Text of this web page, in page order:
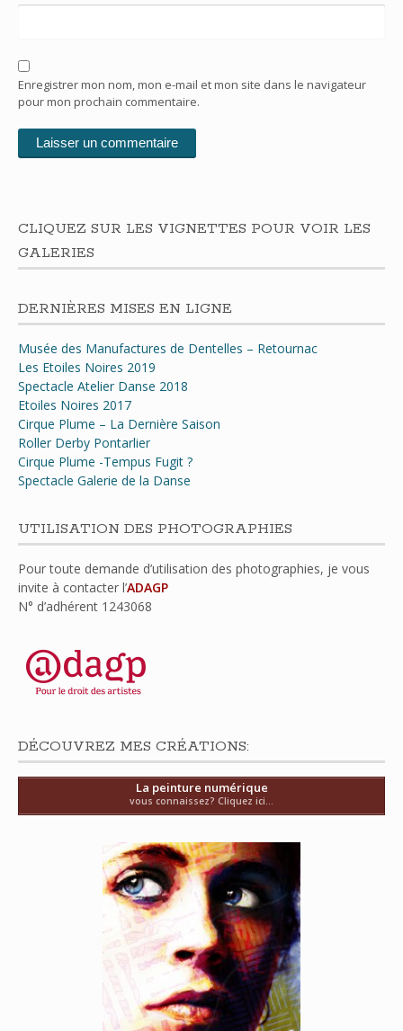
Enregistrer mon nom, mon e-mail et mon site dans le navigateur
pour mon prochain commentaire.
CLIQUEZ SUR LES VIGNETTES POUR VOIR LES
GALERIES
DERNIÈRES MISES EN LIGNE
Musée des Manufactures de Dentelles – Retournac
Les Etoiles Noires 2019
Spectacle Atelier Danse 2018
Etoiles Noires 2017
Cirque Plume – La Dernière Saison
Roller Derby Pontarlier
Cirque Plume -Tempus Fugit ?
Spectacle Galerie de la Danse
UTILISATION DES PHOTOGRAPHIES
Pour toute demande d’utilisation des photographies, je vous
invite à contacter l’ADAGP
N° d’adhérent 1243068
DÉCOUVREZ MES CRÉATIONS:
La peinture numérique
vous connaissez? Cliquez ici...